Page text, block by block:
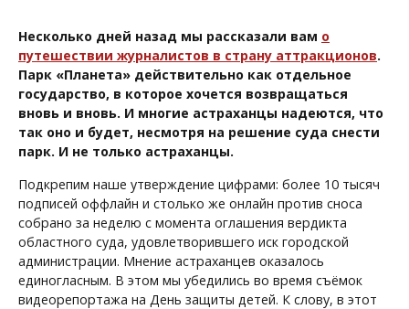
Несколько дней назад мы рассказали вам о
путешествии журналистов в страну аттракционов.
Парк «Планета» действительно как отдельное
государство, в которое хочется возвращаться
вновь и вновь. И многие астраханцы надеются, что
так оно и будет, несмотря на решение суда снести
парк. И не только астраханцы.
Подкрепим наше утверждение цифрами: более 10 тысяч
подписей оффлайн и столько же онлайн против сноса
собрано за неделю с момента оглашения вердикта
областного суда, удовлетворившего иск городской
администрации. Мнение астраханцев оказалось
единогласным. В этом мы убедились во время съёмок
видеорепортажа на День защиты детей. К слову, в этот